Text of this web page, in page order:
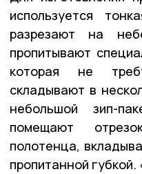
используется
разрезают на
пропитывают
которая не
складывают в
небольшой зип-
помещают
полотенца,
пропитанной